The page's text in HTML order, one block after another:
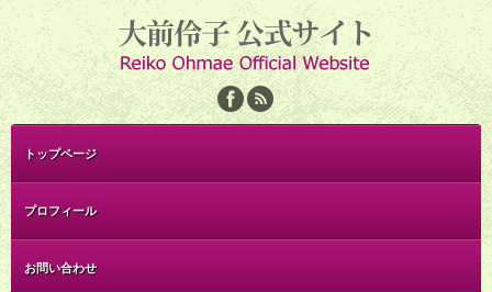
トップページ
プロフィール
お問い合わせ